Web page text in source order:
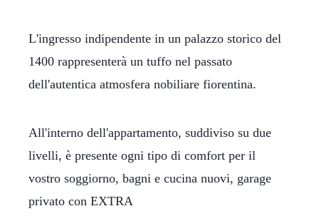
L'ingresso indipendente in un palazzo storico del
1400 rappresenterà un tuffo nel passato
dell'autentica atmosfera nobiliare fiorentina.
All'interno dell'appartamento, suddiviso su due
livelli, è presente ogni tipo di comfort per il
vostro soggiorno, bagni e cucina nuovi, garage
privato con EXTRA